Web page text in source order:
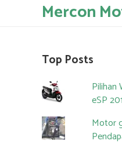
Mercon
Top Posts
Pilihan
eSP
Motor